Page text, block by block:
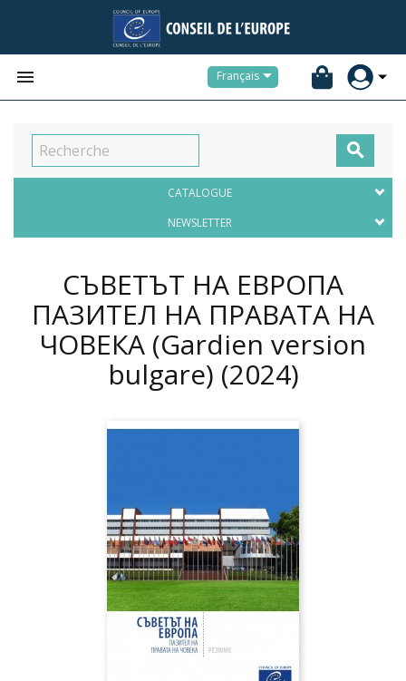
 Français

CATALOGUE
NEWSLETTER
СЪВЕТЪТ НА ЕВРОПА
ПАЗИТЕЛ НА ПРАВАТА НА
ЧОВЕКА (Gardien version
bulgare) (2024)